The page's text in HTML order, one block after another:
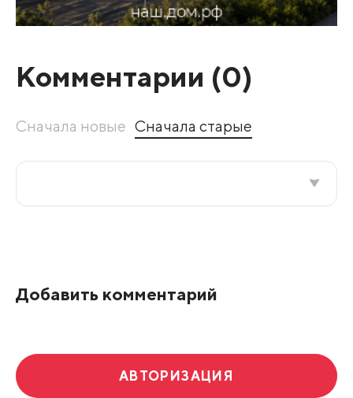
Комментарии (0)
Сначала новые Сначала старые
Добавить комментарий
АВТОРИЗАЦИЯ